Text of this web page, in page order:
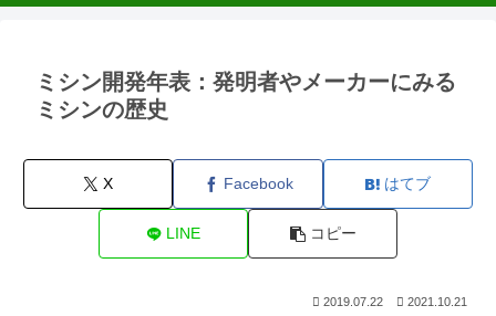
ミシン開発年表：発明者やメーカーにみる
ミシンの歴史
X Facebook はてブ
LINE コピー
2019.07.22 2021.10.21